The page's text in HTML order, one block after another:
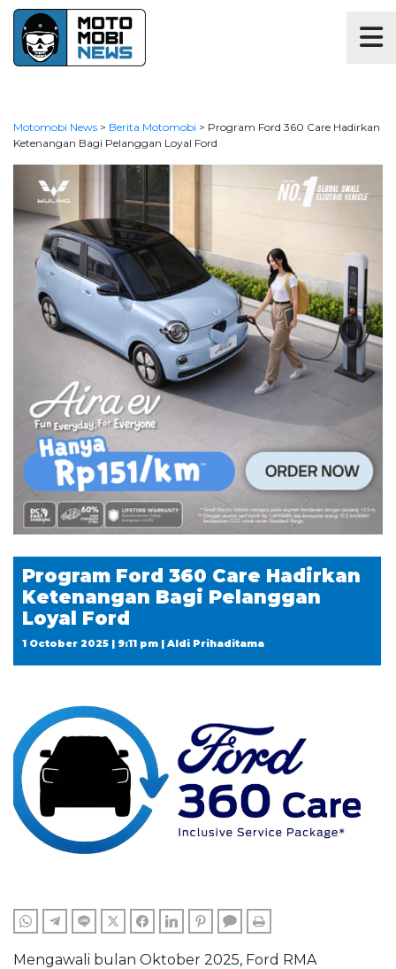
Motomobi News > Berita Motomobi > Program Ford 360 Care Hadirkan
Ketenangan Bagi Pelanggan Loyal Ford
Program Ford 360 Care Hadirkan
Ketenangan Bagi Pelanggan
Loyal Ford
1 October 2025 | 9:11 pm | Aldi Prihaditama
WHATSAPPTELEGRAM
LINE TWITTERFACEBOOKLINKEDINPINTERESTCOMMENTS
Mengawali bulan Oktober 2025, Ford RMA